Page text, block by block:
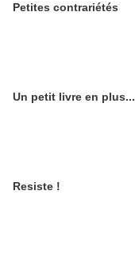
Petites contrariétés
Un petit livre en plus...
Resiste !